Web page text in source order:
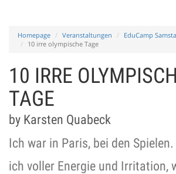
Homepage Veranstaltungen
EduCamp
10 irre olympische Tage
10 IRRE
TAGE
by Karsten Quabeck
Ich war in Paris, bei den
ich voller Energie und Irritation,